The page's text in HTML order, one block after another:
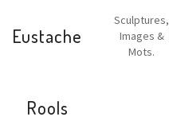
Eustache
Rools
Sculptures,
Images &
Mots.